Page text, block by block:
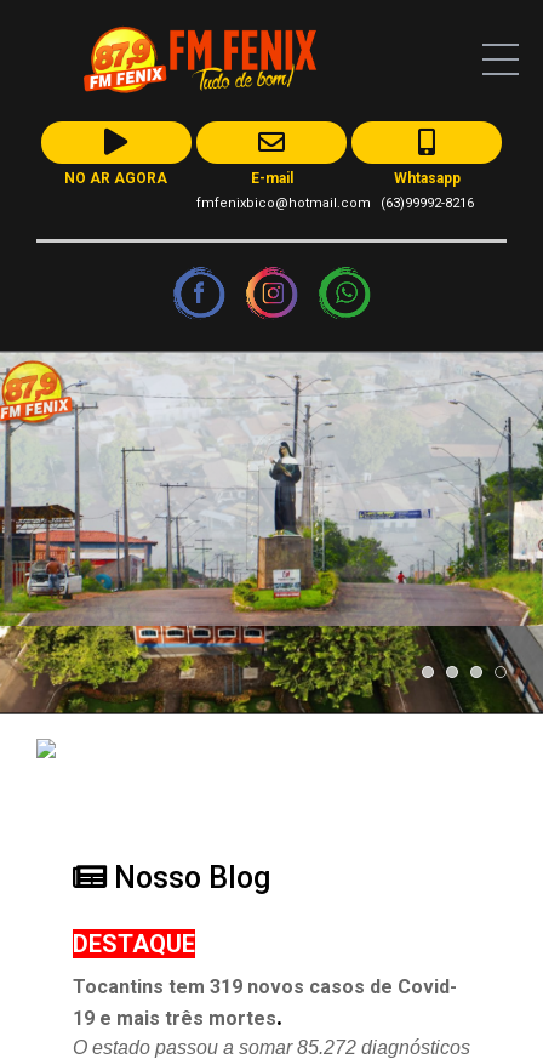
NO AR AGORA E-mail
fmfenixbico@hotmail.com
Whtasapp
(63)99992-8216
Nosso Blog
DESTAQUE
Tocantins tem 319 novos casos de Covid-
19 e mais três mortes.
O estado passou a somar 85.272 diagnósticos